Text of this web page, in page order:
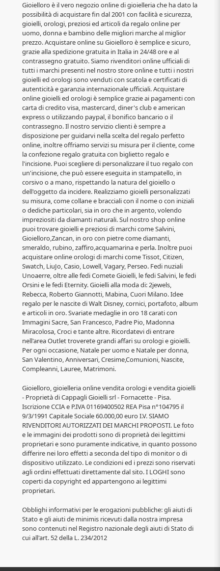
Gioielloro è il vero negozio online di gioielleria che ha dato la
possibilità di acquistare fin dal 2001 con facilità e sicurezza,
gioielli, orologi, preziosi ed articoli da regalo online per
uomo, donna e bambino delle migliori marche al miglior
prezzo. Acquistare online su Gioielloro è semplice e sicuro,
grazie alla spedizione gratuita in Italia in 24/48 ore e al
contrassegno gratuito. Siamo rivenditori online ufficiali di
tutti i marchi presenti nel nostro store online e tutti i nostri
gioielli ed orologi sono venduti con scatola e certificati di
autenticità e garanzia internazionale ufficiali. Acquistare
online gioielli ed orologi è semplice grazie ai pagamenti con
carta di credito visa, mastercard, diner's club e american
express o utilizzando paypal, il bonifico bancario o il
contrassegno. Il nostro servizio clienti è sempre a
disposizione per guidarvi nella scelta del regalo perfetto
online, inoltre offriamo servizi su misura per il cliente, come
la confezione regalo gratuita con biglietto regalo e
l'incisione. Puoi scegliere di personalizzare il tuo regalo con
un'incisione, che può essere eseguita in stampatello, in
corsivo o a mano, rispettando la natura del gioiello o
dell'oggetto da incidere. Realizziamo gioielli personalizzati
su misura, come collane e bracciali con il nome o con iniziali
o dediche particolari, sia in oro che in argento, volendo
impreziositi da diamanti naturali. Sul nostro shop online
puoi trovare gioielli e preziosi di marchi come Salvini,
Gioielloro,Zancan, in oro con pietre come diamanti,
smeraldo, rubino, zaffiro,acquamarina e perla. Inoltre puoi
acquistare online orologi di marchi come Tissot, Citizen,
Swatch, LiuJo, Casio, Lowell, Vagary, Perseo. Fedi nuziali
Unoaerre, oltre alle fedi Comete Gioielli, le fedi Salvini, le fedi
Orsini e le fedi Eternity. Gioielli alla moda di: 2jewels,
Rebecca, Roberto Giannotti, Mabina, Cuori Milano. Idee
regalo per le nascite di Walt Disney, cornici, portafoto, album
e articoli in oro. Svariate medaglie in oro 18 carati con
Immagini Sacre, San Francesco, Padre Pio, Madonna
Miracolosa, Croci e tante altre. Ricordatevi di entrare
nell'area Outlet troverete grandi affari su orologi e gioielli.
Per ogni occasione, Natale per uomo e Natale per donna,
San Valentino, Anniversari, Cresime,Comunioni, Nascite,
Compleanni, Lauree, Matrimoni.
Gioielloro, gioielleria online vendita orologi e vendita gioielli
- Proprietà di Cappagli Gioielli srl - Fornacette - Pisa.
Iscrizione CCIA e P.IVA 01169400502 REA Pisa n°104795 il
9/3/1991 Capitale Sociale 60.000,00 euro I.V. SIAMO
RIVENDITORI AUTORIZZATI DEI MARCHI PROPOSTI. Le foto
e le immagini dei prodotti sono di proprietà dei legittimi
proprietari e sono puramente indicative, in quanto possono
differire nei loro effetti a seconda del tipo di monitor o di
dispositivo utilizzato. Le condizioni ed i prezzi sono riservati
agli ordini effettuati direttamente dal sito. I LOGHI sono
coperti da copyright ed appartengono ai legittimi
proprietari.
Obblighi informativi per le erogazioni pubbliche: gli aiuti di
Stato e gli aiuti de minimis ricevuti dalla nostra impresa
sono contenuti nel Registro nazionale degli aiuti di Stato di
cui all'art. 52 della L. 234/2012